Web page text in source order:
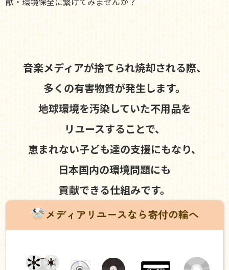
音楽メディアが捨てられ焼却される際、
多くの有害物質が発生します。
地球環境を汚染していた不用品を
リユースすることで、
恵まれない子ども達の支援にもなり、
日本国内の環境問題にも
貢献できる仕組みです。
メディアリユースなら寄付の輪へ